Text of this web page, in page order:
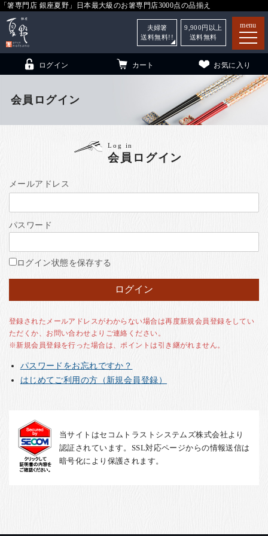
「箸専門店 銀座夏野」日本最大級のお箸専門店3000点の品揃え
menu
（贈答用・自宅用）
銀座夏野・箸長
ご利用ガイド
お客様の声
お知らせ
English
ログイン カート お気に入り
夫婦箸
送料無料!!
9,900 円以上
送料無料
会員ログイン
Log in
会員ログイン
メールアドレス
パスワード
ログイン状態を保存する
登録されたメールアドレスがわからない場合は再度新規会員登録をしてい
ただくか、お問い合わせよりご連絡ください。
※新規会員登録を行った場合は、ポイントは引き継がれません。
パスワードをお忘れですか？
はじめてご利用の方（新規会員登録）
当サイトはセコムトラストシステムズ株式会社より
認証されています。SSL対応ページからの情報送信は
暗号化により保護されます。